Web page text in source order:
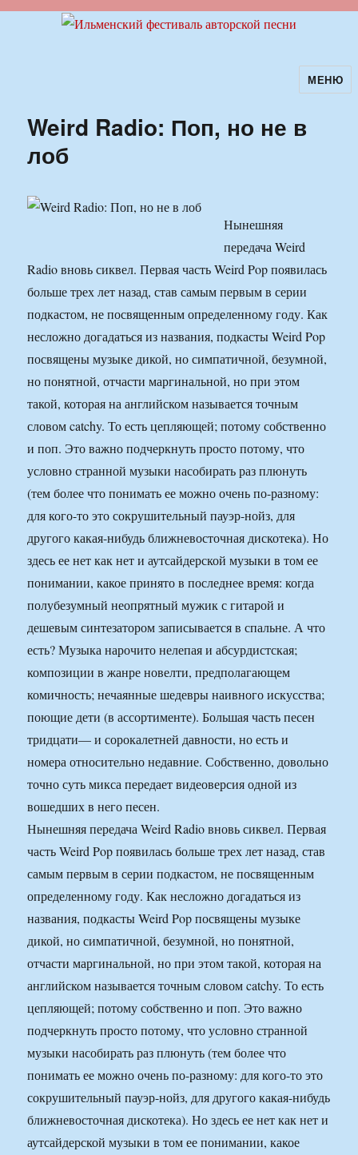
Ильменский фестиваль авторской
песни
МЕНЮ
Weird Radio: Поп, но не в
лоб
Нынешняя
передача Weird
Radio вновь сиквел. Первая часть Weird Pop появилась
больше трех лет назад, став самым первым в серии
подкастом, не посвященным определенному году. Как
несложно догадаться из названия, подкасты Weird Pop
посвящены музыке дикой, но симпатичной, безумной,
но понятной, отчасти маргинальной, но при этом
такой, которая на английском называется точным
словом catchy. То есть цепляющей; потому собственно
и поп. Это важно подчеркнуть просто потому, что
условно странной музыки насобирать раз плюнуть
(тем более что понимать ее можно очень по-разному:
для кого-то это сокрушительный пауэр-нойз, для
другого какая-нибудь ближневосточная дискотека). Но
здесь ее нет как нет и аутсайдерской музыки в том ее
понимании, какое принято в последнее время: когда
полубезумный неопрятный мужик с гитарой и
дешевым синтезатором записывается в спальне. А что
есть? Музыка нарочито нелепая и абсурдистская;
композиции в жанре новелти, предполагающем
комичность; нечаянные шедевры наивного искусства;
поющие дети (в ассортименте). Большая часть песен
тридцати— и сорокалетней давности, но есть и
номера относительно недавние. Собственно, довольно
точно суть микса передает видеоверсия одной из
вошедших в него песен.
Нынешняя передача Weird Radio вновь сиквел. Первая
часть Weird Pop появилась больше трех лет назад, став
самым первым в серии подкастом, не посвященным
определенному году. Как несложно догадаться из
названия, подкасты Weird Pop посвящены музыке
дикой, но симпатичной, безумной, но понятной,
отчасти маргинальной, но при этом такой, которая на
английском называется точным словом catchy. То есть
цепляющей; потому собственно и поп. Это важно
подчеркнуть просто потому, что условно странной
музыки насобирать раз плюнуть (тем более что
понимать ее можно очень по-разному: для кого-то это
сокрушительный пауэр-нойз, для другого какая-нибудь
ближневосточная дискотека). Но здесь ее нет как нет и
аутсайдерской музыки в том ее понимании, какое